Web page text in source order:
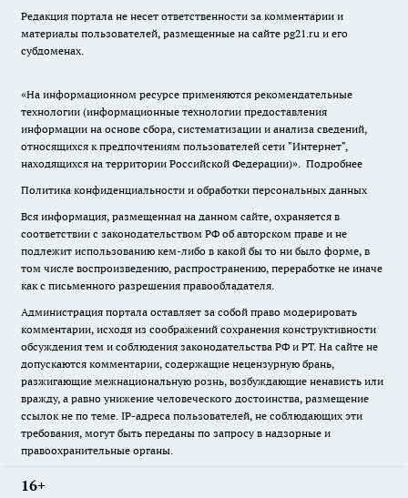
Редакция портала не несет ответственности за комментарии и
материалы пользователей, размещенные на сайте pg21.ru и его
субдоменах.
«На информационном ресурсе применяются рекомендательные
технологии (информационные технологии предоставления
информации на основе сбора, систематизации и анализа сведений,
относящихся к предпочтениям пользователей сети "Интернет",
находящихся на территории Российской Федерации)». Подробнее
Политика конфиденциальности и обработки персональных данных
Вся информация, размещенная на данном сайте, охраняется в
соответствии с законодательством РФ об авторском праве и не
подлежит использованию кем-либо в какой бы то ни было форме, в
том числе воспроизведению, распространению, переработке не иначе
как с письменного разрешения правообладателя.
Администрация портала оставляет за собой право модерировать
комментарии, исходя из соображений сохранения конструктивности
обсуждения тем и соблюдения законодательства РФ и РТ. На сайте не
допускаются комментарии, содержащие нецензурную брань,
разжигающие межнациональную рознь, возбуждающие ненависть или
вражду, а равно унижение человеческого достоинства, размещение
ссылок не по теме. IP-адреса пользователей, не соблюдающих эти
требования, могут быть переданы по запросу в надзорные и
правоохранительные органы.
16+